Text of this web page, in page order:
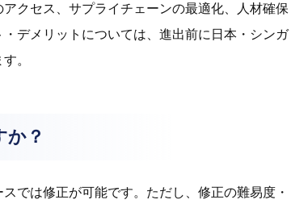
クセス、サプライチェーンの最適化、人材確保
デメリットについては、進出前に日本・シンガ
。
か？
では修正が可能です。ただし、修正の難易度・